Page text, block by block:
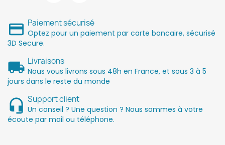
Paiement sécurisé
Optez pour un paiement par carte bancaire, sécurisé
3D Secure.
Livraisons
Nous vous livrons sous 48h en France, et sous 3 à 5
jours dans le reste du monde
Support client
Un conseil ? Une question ? Nous sommes à votre
écoute par mail ou téléphone.